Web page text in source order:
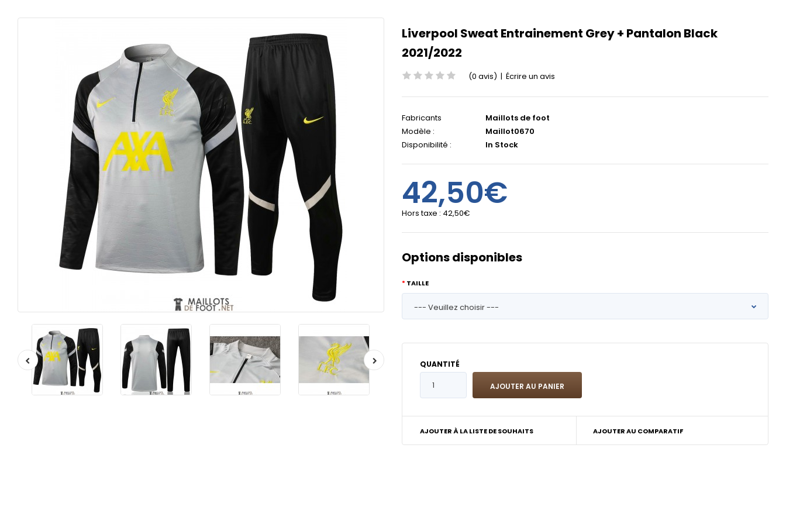
Liverpool Sweat Entrainement Grey + Pantalon Black
2021/2022
(0 avis) | Écrire un avis
Fabricants
Maillots de foot
Modèle :
Maillot0670
Disponibilité :
In Stock
42,50€
Hors taxe : 42,50€
Options disponibles
TAILLE
QUANTITÉ
AJOUTER À LA LISTE DE SOUHAITS AJOUTER AU COMPARATIF